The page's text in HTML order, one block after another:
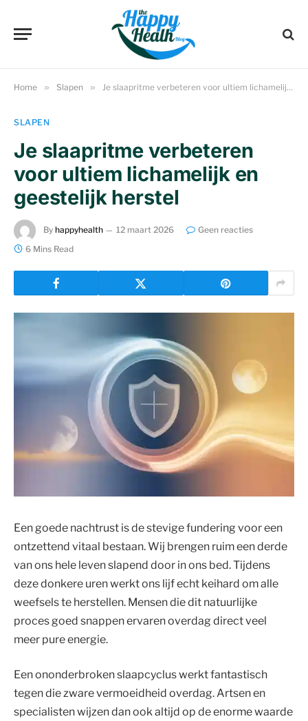
Home » Slapen » Je slaapritme verbeteren voor ultiem lichamelijk en geestelijk herstel
SLAPEN
Je slaapritme verbeteren
voor ultiem lichamelijk en
geestelijk herstel
By happyhealth 12 maart 2026
Geen reacties
6 Mins Read
Een goede nachtrust is de stevige fundering voor een
ontzettend vitaal bestaan. Wij brengen ruim een derde
van ons hele leven slapend door in ons bed. Tijdens
deze donkere uren werkt ons lijf echt keihard om alle
weefsels te herstellen. Mensen die dit natuurlijke
proces goed snappen ervaren overdag direct veel
meer pure energie.
Een ononderbroken slaapcyclus werkt fantastisch
tegen die zware vermoeidheid overdag. Artsen en
specialisten wijzen dan ook altijd op de enorme waarde